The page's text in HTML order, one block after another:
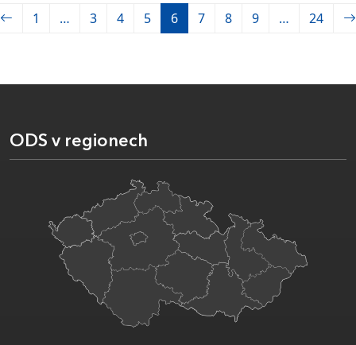
1 … 3 4 5 6 7 8 9 … 24
ODS v regionech